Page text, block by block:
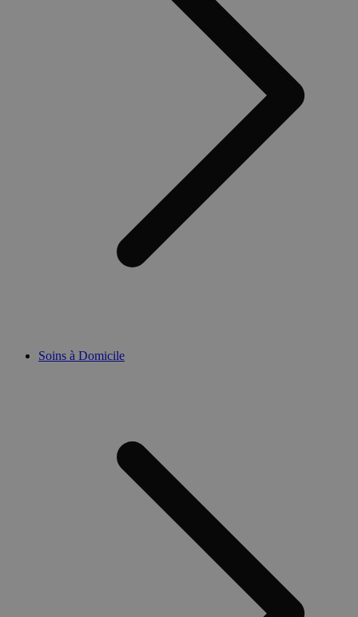
Soins à Domicile